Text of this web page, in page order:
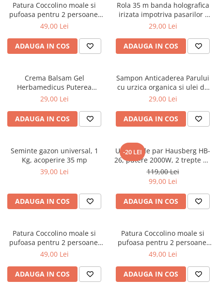
Patura Coccolino moale si
pufoasa pentru 2 persoane,
200X230 cm, Grena
49,00 Lei
ADAUGA IN COS
Rola 35 m banda holografica
irizata impotriva pasarilor -
porumbei, grauri, vrabii
29,00 Lei
ADAUGA IN COS
Crema Balsam Gel
Herbamedicus Puterea
Ursului 250ml
29,00 Lei
ADAUGA IN COS
Sampon Anticaderea Parului
cu urzica organica si ulei de
ricin, 400 ml
29,00 Lei
ADAUGA IN COS
Seminte gazon universal, 1
Kg, acoperire 35 mp
39,00 Lei
ADAUGA IN COS
-20 LEI
Uscator de par Hausberg HB-
26, putere 2000W, 2 trepte de
viteza
119,00 Lei
99,00 Lei
ADAUGA IN COS
Patura Coccolino moale si
pufoasa pentru 2 persoane,
200X230 cm, Fluturi si Pietre
49,00 Lei
ADAUGA IN COS
Patura Coccolino moale si
pufoasa pentru 2 persoane,
200X230 cm, Valuri Waves
49,00 Lei
ADAUGA IN COS